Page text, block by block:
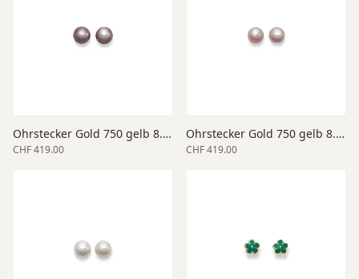
Ohrstecker Gold 750 gelb 8.5-9
CHF 419.00
Ohrstecker Gold 750 gelb 8.5-9
CHF 419.00